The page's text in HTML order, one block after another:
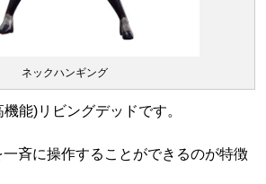
ネックハンギング
能)リビングデッドです。
斉に操作することができるのが特徴